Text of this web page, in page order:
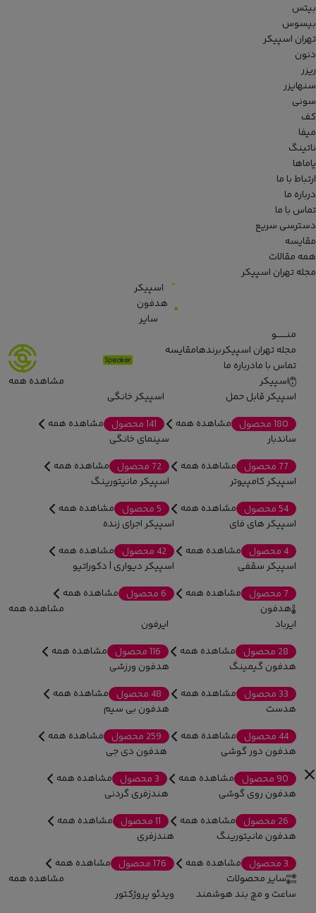
بیتس
بیسوس
تهران اسپیکر
دنون
ریزر
سنهایزر
سونی
کف
میفا
ناتینگ
یاماها
ارتباط با ما
درباره ما
تماس با ما
دسترسی سریع
مقایسه
همه مقالات
مجله تهران اسپیکر
اسپیکر
هدفون
سایر
منـــــــو
مجله تهران اسپیکربرندهامقایسه
تماس با مادرباره ما
اسپیکر
مشاهده همه
اسپیکر قابل حمل
180 محصول
مشاهده همه
اسپیکر خانگی
141 محصول
مشاهده همه
ساندبار
77 محصول
مشاهده همه
سینمای خانگی
72 محصول
مشاهده همه
اسپیکر کامپیوتر
54 محصول
مشاهده همه
اسپیکر مانیتورینگ
5 محصول
مشاهده همه
اسپیکر های فای
4 محصول
مشاهده همه
اسپیکر اجرای زنده
42 محصول
مشاهده همه
اسپیکر سقفی
7 محصول
مشاهده همه
اسپیکر دیواری | دکوراتیو
6 محصول
مشاهده همه
هدفون
مشاهده همه
ایرباد
28 محصول
مشاهده همه
ایرفون
116 محصول
مشاهده همه
هدفون گیمینگ
33 محصول
مشاهده همه
هدفون ورزشی
48 محصول
مشاهده همه
هدست
44 محصول
مشاهده همه
هدفون بی سیم
259 محصول
مشاهده همه
هدفون دور گوشی
90 محصول
مشاهده همه
هدفون دی جی
3 محصول
مشاهده همه
هدفون روی گوشی
26 محصول
مشاهده همه
هندزفری گردنی
11 محصول
مشاهده همه
هدفون مانیتورینگ
3 محصول
مشاهده همه
هندزفری
176 محصول
مشاهده همه
سایر محصولات
مشاهده همه
ساعت و مچ بند هوشمند
ویدئو پروژکتور